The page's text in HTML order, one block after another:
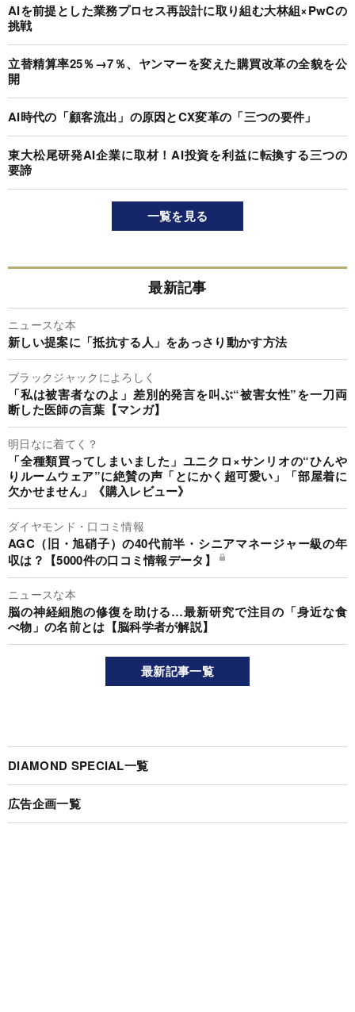
AIを前提とした業務プロセス再設計に取り組む大林組×PwCの
挑戦
立替精算率25％→7％、ヤンマーを変えた購買改革の全貌を公
開
AI時代の「顧客流出」の原因とCX変革の「三つの要件」
東大松尾研発AI企業に取材！AI投資を利益に転換する三つの
要諦
一覧を見る
最新記事
ニュースな本
新しい提案に「抵抗する人」をあっさり動かす方法
ブラックジャックによろしく
「私は被害者なのよ」差別的発言を叫ぶ“被害女性”を一刀両
断した医師の言葉【マンガ】
明日なに着てく？
「全種類買ってしまいました」ユニクロ×サンリオの“ひんや
りルームウェア”に絶賛の声「とにかく超可愛い」「部屋着に
欠かせません」《購入レビュー》
ダイヤモンド・口コミ情報
AGC（旧・旭硝子）の40代前半・シニアマネージャー級の年
収は？【5000件の口コミ情報データ】
ニュースな本
脳の神経細胞の修復を助ける…最新研究で注目の「身近な食
べ物」の名前とは【脳科学者が解説】
最新記事一覧
DIAMOND SPECIAL一覧
広告企画一覧